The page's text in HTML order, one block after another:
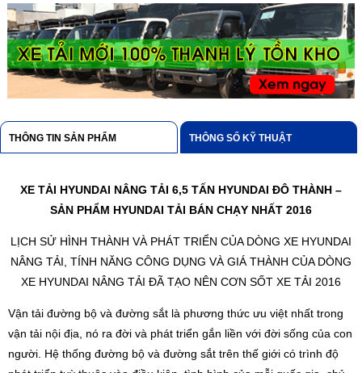
THÔNG TIN SẢN PHẨM THÔNG SỐ KỸ THUẬT
XE TẢI HYUNDAI NÂNG TẢI 6,5 TẤN HYUNDAI ĐÔ THÀNH –
SẢN PHẨM HYUNDAI TẢI BÁN CHẠY NHẤT 2016
LỊCH SỬ HÌNH THÀNH VÀ PHÁT TRIỂN CỦA DÒNG XE HYUNDAI
NÂNG TẢI, TÍNH NĂNG CÔNG DỤNG VÀ GIÁ THÀNH CỦA DÒNG
XE HYUNDAI NÂNG TẢI ĐÃ TẠO NÊN CƠN SỐT XE TẢI 2016
Vận tải đường bộ và đường sắt là phương thức ưu việt nhất trong
vận tải nội địa, nó ra đời và phát triển gắn liền với đời sống của con
người. Hệ thống đường bộ và đường sắt trên thế giới có trình độ